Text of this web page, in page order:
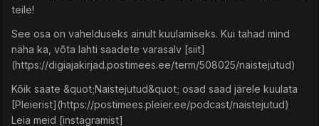
teile!
See osa on vahelduseks ainult kuulamiseks. Kui tahad mind
näha ka, võta lahti saadete varasalv [siit]
(https://digiajakirjad.postimees.ee/term/508025/naistejutud)
Kõik saate &quot;Naistejutud&quot; osad saad järele kuulata
[Pleierist](https://postimees.pleier.ee/podcast/naistejutud)
Leia meid [instagramist]